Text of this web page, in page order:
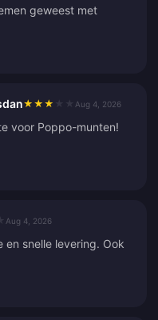
geweest met
★ ★ ★ Aug 4, 2026
voor Poppo-munten!
Aug 4, 2026
en snelle levering. Ook